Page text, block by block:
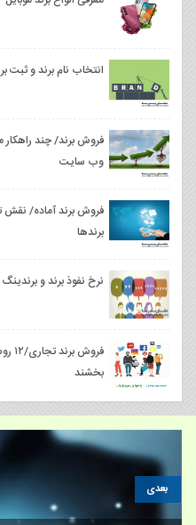
انتخاب نام برند و ثبت
فروش برند/ چند راهکار
وب سایت
فروش برند آماده/ نقش
برندها
نرخ نفوذ برند و برندینگ
بخشند
بعدی